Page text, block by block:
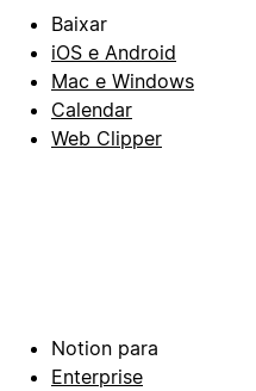
Baixar
iOS e Android
Mac e Windows
Calendar
Web Clipper
Notion para
Enterprise